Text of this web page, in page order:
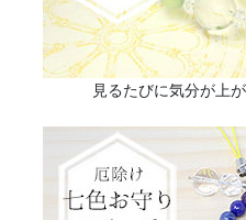
見るたびに気分が上